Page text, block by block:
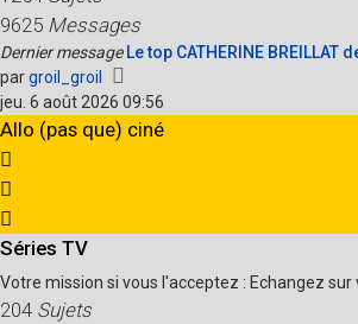
9625 Messages
Dernier message Le top CATHERINE BREILLAT
pargroil_groil
le
dernier
jeu. 6 août 2026 09:56
Allo (pas que) ciné
Séries TV
Votre mission si vous l'acceptez : Echangez
204 Sujets